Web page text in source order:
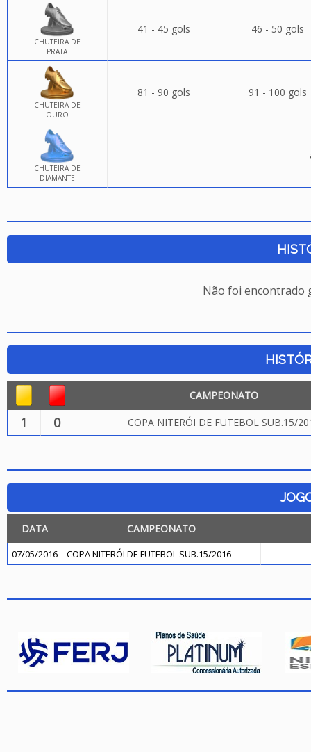
CHUTEIRA DE
PRATA
41 - 45 gols 46 - 50 gols
CHUTEIRA DE
OURO
81 - 90 gols 91 - 100 gols
CHUTEIRA DE
DIAMANTE
Não foi encontrado
CAMPEONATO
1 0 COPA NITERÓI DE FUTEBOL SUB.15/
DATA CAMPEONATO
07/05/2016 COPA NITERÓI DE FUTEBOL SUB.15/2016